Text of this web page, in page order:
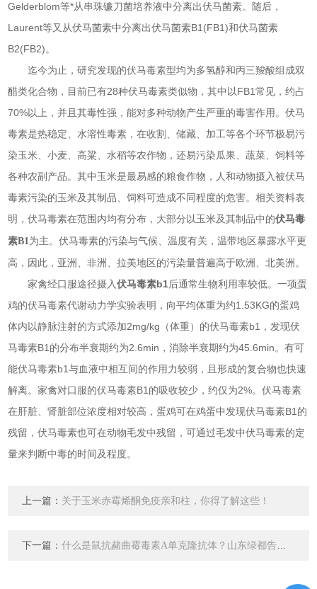
Gelderblom等*从串珠镰刀菌培养液中分离出伏马菌素。随后，
Laurent等又从伏马菌素中分离出伏马菌素B1(FB1)和伏马菌素
B2(FB2)。
迄今为止，研究发现的伏马毒素型均为多氢醇和丙三羧酸组成双
醋类化合物，目前已有28种伏马毒素类似物，其中以FB1常见，约占
70%以上，并且其毒性强，能对多种动物产生严重的毒害作用。伏马
毒素是热稳定、水溶性毒素，在收割、储藏、加工等各个环节极易污
染玉米、小麦、高粱、水稻等农作物，还易污染瓜果、蔬菜、饲料等
各种农副产品。其中玉米是最易感的粮食作物，人和动物摄入被伏马
毒素污染的玉米及其制品、饲料可造成不同程度的危害。相关资料表
明，伏马毒素在范围内均有分布，大部分以玉米及其制品中的伏马毒
素B1为主。伏马毒素的污染与气候、温度有关，温带地区暴露水平更
高，因此，亚洲、非洲、拉美地区的污染量普遍高于欧洲、北美洲。
家禽经口服途径摄入伏马毒素b1后通常生物利用率较低。一项蛋
鸡的伏马毒素代谢动力学实验表明，向平均体重为约1.53KG的蛋鸡
体内以静脉注射的方式添加2mg/kg（体重）的伏马毒素b1，发现伏
马毒素B1的分布半衰期约为2.6min，消除半衰期约为45.6min。有可
能伏马毒素b1与血液中相互间的作用力较弱，且形成的复合物也快速
解离。家禽对口服的伏马毒素B1的吸收较少，约仅为2%。伏马毒素
在肝脏、肾脏部位浓度相对较高，蛋鸡可在鸡蛋中发现伏马毒素B1的
残留，伏马毒素也可在动物毛发中残留，可通过毛发中伏马毒素的定
量来判断中毒的时间及程度。
上一篇： 关于玉米赤霉烯酮免疫亲和柱，你得了解这些！
下一篇：什么是鼠抗赭曲霉毒素A单克隆抗体？山东绿都告诉您